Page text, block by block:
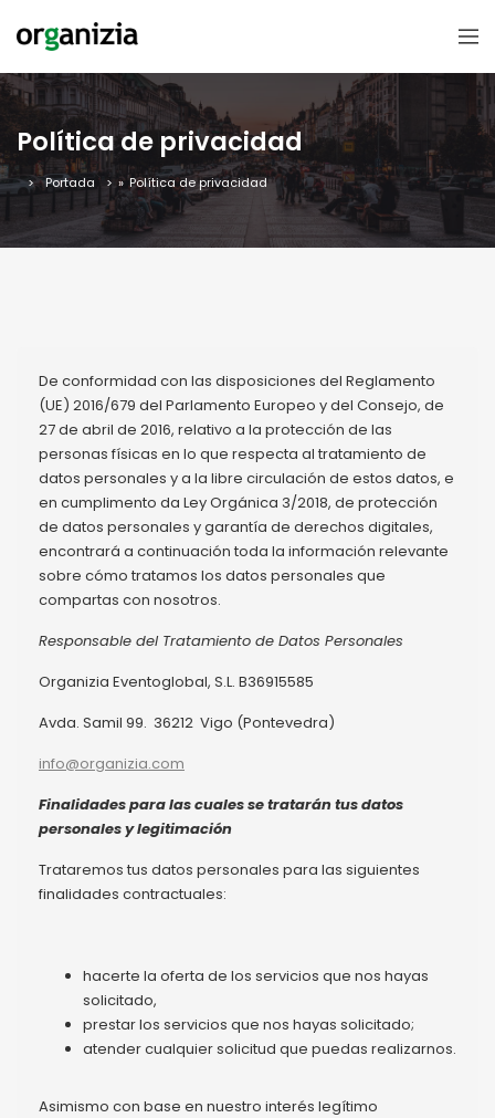
Política de privacidad
Portada » Política de privacidad
De conformidad con las disposiciones del Reglamento
(UE) 2016/679 del Parlamento Europeo y del Consejo, de
27 de abril de 2016, relativo a la protección de las
personas físicas en lo que respecta al tratamiento de
datos personales y a la libre circulación de estos datos, e
en cumplimento da Ley Orgánica 3/2018, de protección
de datos personales y garantía de derechos digitales,
encontrará a continuación toda la información relevante
sobre cómo tratamos los datos personales que
compartas con nosotros.
Responsable del Tratamiento de Datos Personales
Organizia Eventoglobal, S.L. B36915585
Avda. Samil 99. 36212 Vigo (Pontevedra)
info@organizia.com
Finalidades para las cuales se tratarán tus datos
personales y legitimación
Trataremos tus datos personales para las siguientes
finalidades contractuales:
hacerte la oferta de los servicios que nos hayas
solicitado,
prestar los servicios que nos hayas solicitado;
atender cualquier solicitud que puedas realizarnos.
Asimismo con base en nuestro interés legítimo